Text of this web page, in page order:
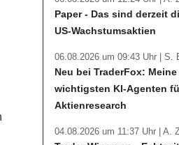
Paper - Das sind derzeit
US-Wachstumsaktien
06.08.2026 um 09:43 Uhr | S.
Neu bei TraderFox: Meine
wichtigsten KI-Agenten
Aktienresearch
04.08.2026 um 11:37 Uhr | A.